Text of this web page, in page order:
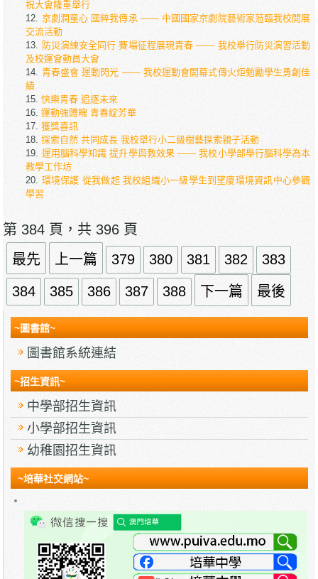
祝大會隆重舉行
京劇潤童心 國粹我傳承 —— 中國國家京劇院藝術家蒞臨我校開展
交流活動
防災演練安全同行 賽場征程展現青春 —— 我校舉行防災演習活動
及校運會動員大會
青春盛會 運動閃光 —— 我校運動會開幕式傳火炬勉勵學生勇創佳
績
快樂青春 追逐未來
運動強體魄 青春綻芳華
獲獎喜訊
探索自然 共同成長 我校舉行小二級樹藝探索親子活動
運用腦科學知識 提升學與教效果 —— 我校小學部舉行腦科學為本
教學工作坊
環境保護 從我做起 我校組織小一級學生到望廈環境資訊中心參觀
學習
第 384 頁，共 396 頁
最先
上一篇 379 380 381 382 383
384 385 386 387 388 下一篇 最後
~圖書館~
圖書館系統連結
~招生資訊~
中學部招生資訊
小學部招生資訊
幼稚園招生資訊
~培華社交網站~